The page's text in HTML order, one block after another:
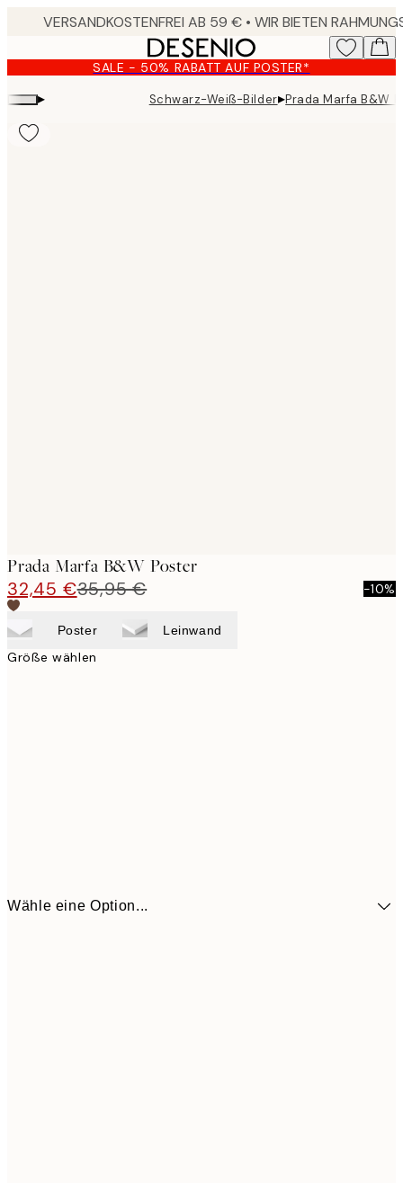
content.
SALE - 50% RABATT AUF POSTER*
▸ Schwarz-Weiß-Bilder▸Prada Marfa B&W
Prada Marfa B&W Poster
32,45 €35,95 € -10%
Poster Leinwand
Größe wählen
Wähle eine Option...